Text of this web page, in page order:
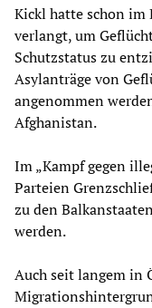
Kickl hatte schon im
verlangt, um
Schutzstatus zu
Asylanträge von
angenommen
Afghanistan.
Im „Kampf gegen
Parteien
zu den
werden.
Auch seit langem in